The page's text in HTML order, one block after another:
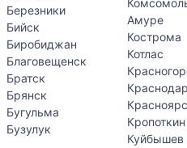
Березники
Бийск
Биробиджан
Благовещенск
Братск
Брянск
Бугульма
Бузулук
Амуре
Кострома
Котлас
Краснодар
Кропоткин
Куйбышев